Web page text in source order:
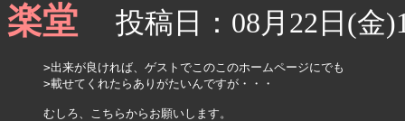
楽堂 投稿日：08月22日(金
>出来が良ければ、ゲストでこのこのホームページにでも
>載せてくれたらありがたいんですが・・・
むしろ、こちらからお願いします。